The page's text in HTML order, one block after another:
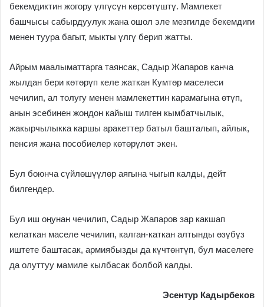
бекемдиктин жогору үлгүсүн көрсөтүштү. Мамлекет
башчысы сабырдуулук жана ошол эле мезгилде бекемдиги
менен туура багыт, мыкты үлгү берип жатты.
Айрым маалыматтарга таянсак, Садыр Жапаров канча
жылдан бери көтөрүп келе жаткан Кумтөр маселеси
чечилип, ал толугу менен мамлекеттин карамагына өтүп,
анын эсебинен жондон кайыш тилген кымбатчылык,
жакырчылыкка каршы аракеттер батыл башталып, айлык,
пенсия жана пособиелер көтөрүлөт экен.
Бул боюнча сүйлөшүүлөр аягына чыгып калды, дейт
билгендер.
Бул иш оңунан чечилип, Садыр Жапаров зар какшап
келаткан маселе чечилип, калган-каткан алтынды өзүбүз
иштете баштасак, армиябызды да күчтөнтүп, бул маселеге
да олуттуу мамиле кылбасак болбой калды.
Эсентур Кадырбеков